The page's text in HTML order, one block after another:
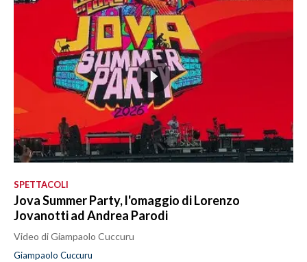
SPETTACOLI
Jova Summer Party, l'omaggio di Lorenzo
Jovanotti ad Andrea Parodi
Video di Giampaolo Cuccuru
Giampaolo Cuccuru